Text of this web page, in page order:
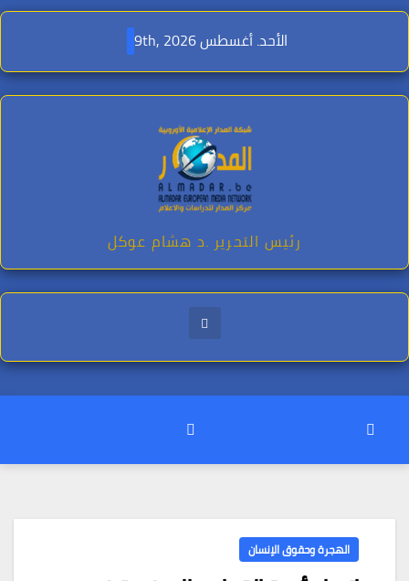
Skip
content
الأحد. أغسطس 9th, 2026
رئيس التحرير .د هشام عوكل
الهجرة وحقوق الإنسان